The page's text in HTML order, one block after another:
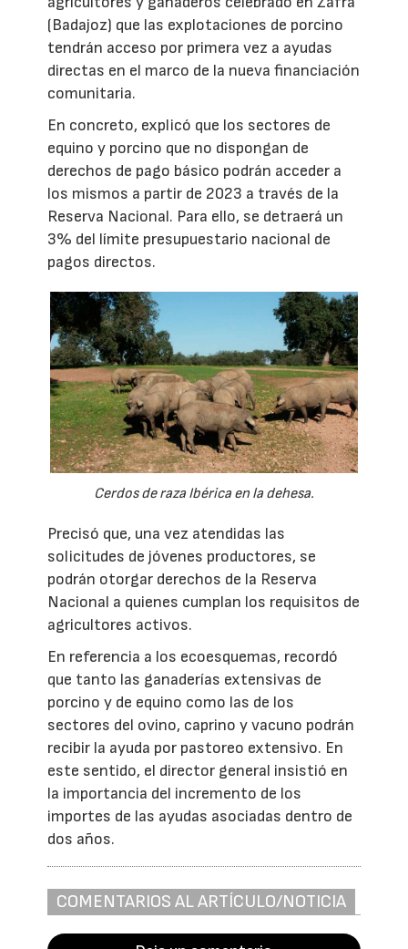
(Badajoz) que las explotaciones de porcino
tendrán acceso por primera vez a ayudas
directas en el marco de la nueva financiación
comunitaria.
En concreto, explicó que los sectores de
equino y porcino que no dispongan de
derechos de pago básico podrán acceder a
los mismos a partir de 2023 a través de la
Reserva Nacional. Para ello, se detraerá un
3% del límite presupuestario nacional de
pagos directos.
Cerdos de raza Ibérica en la dehesa.
Precisó que, una vez atendidas las
solicitudes de jóvenes productores, se
podrán otorgar derechos de la Reserva
Nacional a quienes cumplan los requisitos de
agricultores activos.
En referencia a los ecoesquemas, recordó
que tanto las ganaderías extensivas de
porcino y de equino como las de los
sectores del ovino, caprino y vacuno podrán
recibir la ayuda por pastoreo extensivo. En
este sentido, el director general insistió en
la importancia del incremento de los
importes de las ayudas asociadas dentro de
dos años.
COMENTARIOS AL ARTÍCULO/NOTICIA